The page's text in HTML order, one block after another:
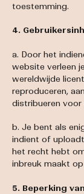
toestemming.
4.
a. Door het
website verleen
wereldwijde
reproduceren,
distribueren
b. Je bent als
indient of
het recht hebt
inbreuk maakt
5. Beperking